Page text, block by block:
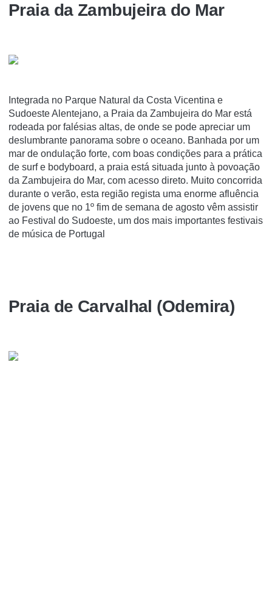
Praia da Zambujeira do Mar
Integrada no Parque Natural da Costa Vicentina e
Sudoeste Alentejano, a Praia da Zambujeira do Mar está
rodeada por falésias altas, de onde se pode apreciar um
deslumbrante panorama sobre o oceano. Banhada por um
mar de ondulação forte, com boas condições para a prática
de surf e bodyboard, a praia está situada junto à povoação
da Zambujeira do Mar, com acesso direto. Muito concorrida
durante o verão, esta região regista uma enorme afluência
de jovens que no 1º fim de semana de agosto vêm assistir
ao Festival do Sudoeste, um dos mais importantes festivais
de música de Portugal
Praia de Carvalhal (Odemira)